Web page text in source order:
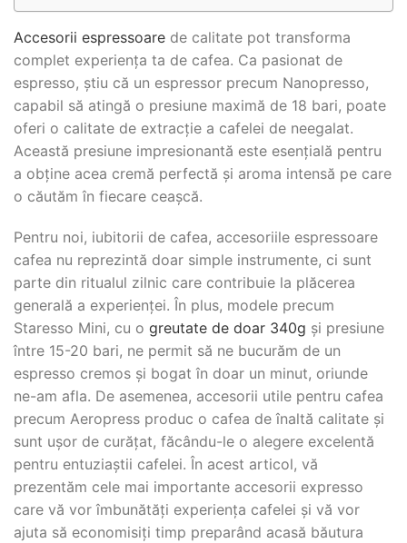
Accesorii espressoare de calitate pot transforma
complet experiența ta de cafea. Ca pasionat de
espresso, știu că un espressor precum Nanopresso,
capabil să atingă o presiune maximă de 18 bari, poate
oferi o calitate de extracție a cafelei de neegalat.
Această presiune impresionantă este esențială pentru
a obține acea cremă perfectă și aroma intensă pe care
o căutăm în fiecare ceașcă.
Pentru noi, iubitorii de cafea, accesoriile espressoare
cafea nu reprezintă doar simple instrumente, ci sunt
parte din ritualul zilnic care contribuie la plăcerea
generală a experienței. În plus, modele precum
Staresso Mini, cu o greutate de doar 340g și presiune
între 15-20 bari, ne permit să ne bucurăm de un
espresso cremos și bogat în doar un minut, oriunde
ne-am afla. De asemenea, accesorii utile pentru cafea
precum Aeropress produc o cafea de înaltă calitate și
sunt ușor de curățat, făcându-le o alegere excelentă
pentru entuziaștii cafelei. În acest articol, vă
prezentăm cele mai importante accesorii expresso
care vă vor îmbunătăți experiența cafelei și vă vor
ajuta să economisiți timp preparând acasă băutura